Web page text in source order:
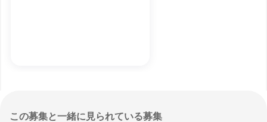
この募集と一緒に見られている募集